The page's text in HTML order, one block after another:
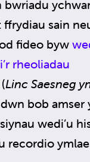
bwriadu
ffrydiau sain
fideo byw
rheoliadau
(Linc Saesneg
bob amser
wedi’u
recordio